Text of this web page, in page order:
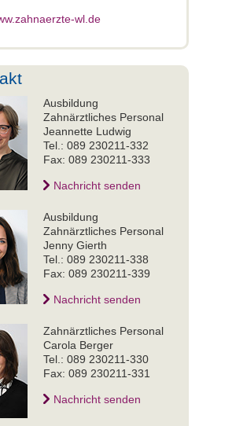
wl.de
Ausbildung
Zahnärztliches Personal
Jeannette Ludwig
Tel.: 089 230211-332
Fax: 089 230211-333
Nachricht senden
Ausbildung
Zahnärztliches Personal
Jenny Gierth
Tel.: 089 230211-338
Fax: 089 230211-339
Nachricht senden
Zahnärztliches Personal
Carola Berger
Tel.: 089 230211-330
Fax: 089 230211-331
Nachricht senden